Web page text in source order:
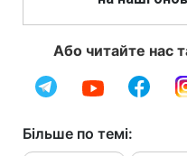
Або читайте нас
Більше по темі: